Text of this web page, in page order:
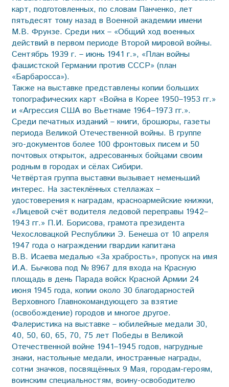
карт, подготовленных, по словам Панченко, лет
пятьдесят тому назад в Военной академии имени
М.В. Фрунзе. Среди них – «Общий ход военных
действий в первом периоде Второй мировой войны.
Сентябрь 1939 г. – июнь 1941 г.», «План войны
фашистской Германии против СССР» (план
«Барбаросса»).
Также на выставке представлены копии больших
топографических карт «Война в Корее 1950–1953 гг.»
и «Агрессия США во Вьетнаме 1964–1973 гг.».
Среди печатных изданий – книги, брошюры, газеты
периода Великой Отечественной войны. В группе
эго-документов более 100 фронтовых писем и 50
почтовых открыток, адресованных бойцами своим
родным в городах и сёлах Сибири.
Четвёртая группа выставки вызывает неменьший
интерес. На застеклённых стеллажах –
удостоверения к наградам, красноармейские книжки,
«Лицевой счёт водителя ледовой переправы 1942–
1943 гг.» П.И. Борисова, грамота президента
Чехословацкой Республики Э. Бенеша от 10 апреля
1947 года о награждении гвардии капитана
В.В. Исаева медалью «За храбрость», пропуск на имя
И.А. Бычкова под № 8967 для входа на Красную
площадь в день Парада войск Красной Армии 24
июня 1945 года, копии около 30 благодарностей
Верховного Главнокомандующего за взятие
(освобождение) городов и многое другое.
Фалеристика на выставке – юбилейные медали 30,
40, 50, 60, 65, 70, 75 лет Победы в Великой
Отечественной войне 1941–1945 годов, нагрудные
знаки, настольные медали, иностранные награды,
сотни значков, посвящённых 9 Мая, городам-героям,
воинским специальностям, воину-освободителю